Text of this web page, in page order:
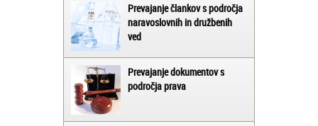
Prevajanje člankov s področja
naravoslovnih in družbenih
ved
Prevajanje dokumentov s
področja prava